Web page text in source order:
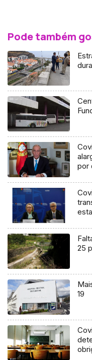
Pode também
por
25
19